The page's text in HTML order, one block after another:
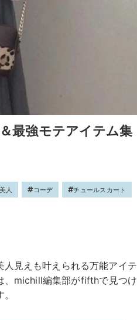
最強モテアイテム集
人 コーデ チュールスカート
見えも叶えられる万能アイテ
、michill編集部がfifthで見つけ